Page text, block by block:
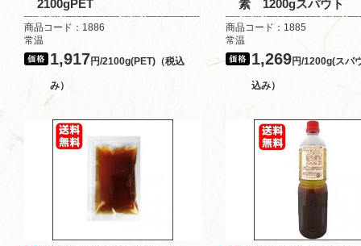
2100gPET
商品コード：1886
常温
1,917円/2100g(PET)（税込
み）
素 1200gスパウト
商品コード：1885
常温
1,269円/1200g(スパ
込み）